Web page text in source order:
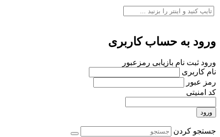
ورود به حساب کاربری
ورود ثبت نام بازیابی رمزعبور
نام کاربری
رمز عبور
کد امنیتی
ورود
جستجو کردن